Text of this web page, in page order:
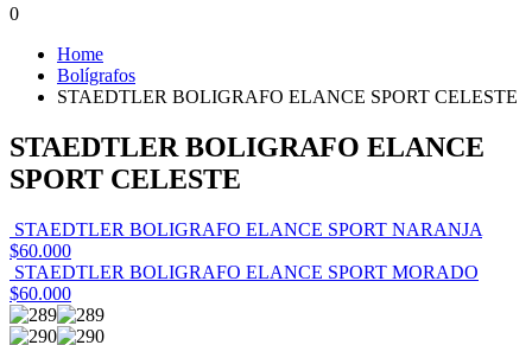
0
Home
Bolígrafos
STAEDTLER BOLIGRAFO ELANCE SPORT CELESTE
STAEDTLER BOLIGRAFO ELANCE
SPORT CELESTE
STAEDTLER BOLIGRAFO ELANCE SPORT NARANJA
$60.000
STAEDTLER BOLIGRAFO ELANCE SPORT MORADO
$60.000